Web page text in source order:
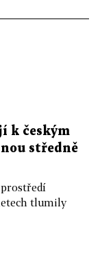
k českým
středně
tlumily